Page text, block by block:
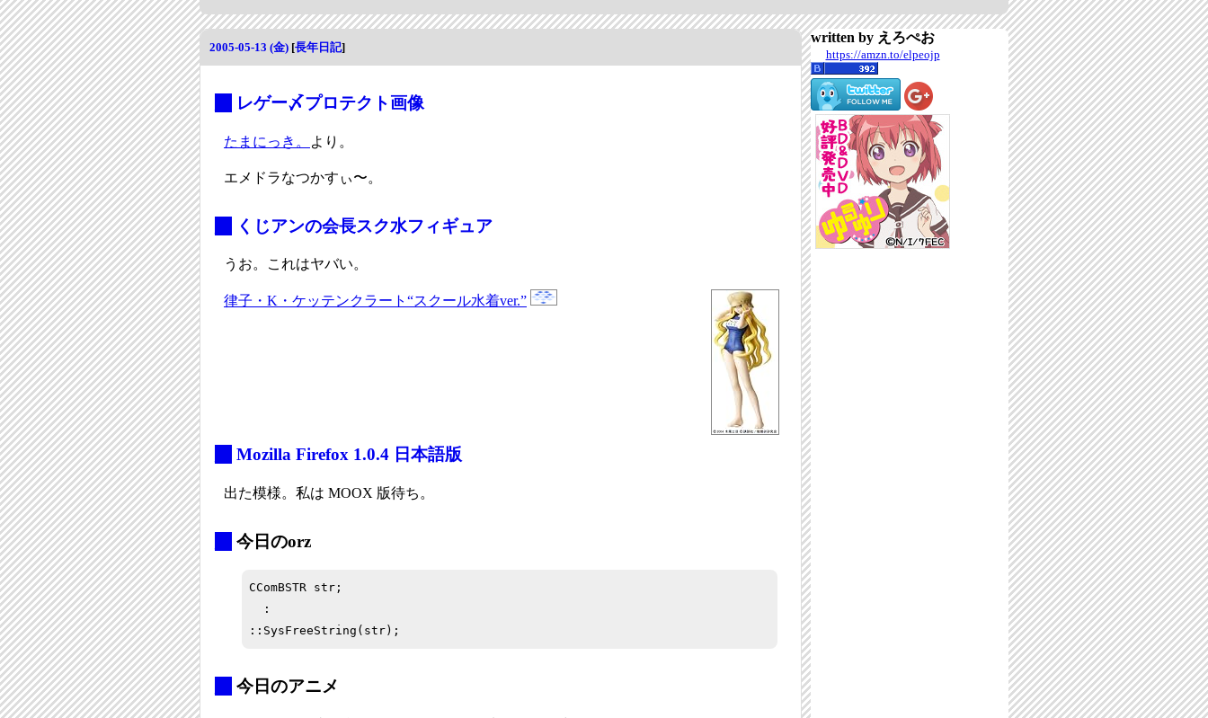
2005-05-13 (金) [長年日記]
レゲー〆プロテクト画像
たまにっき。 より。
エメドラなつかすぃ〜。
くじアンの会長スク水フィギュア
うお。これはヤバい。
律子・K・ケッテンクラート“スクール水着ver.”
Mozilla Firefox 1.0.4 日本語版
出た模様。私は MOOX 版待ち。
今日のorz
CComBSTR str;
  :
::SysFreeString(str);
今日のアニメ
written by えろぺお
https://amzn.to/elpeojp